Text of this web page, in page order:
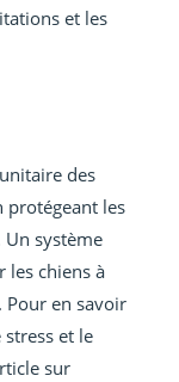
et les
des
protégeant les
système
les chiens à
Pour en savoir
stress et le
sur